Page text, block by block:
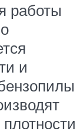
работы
и